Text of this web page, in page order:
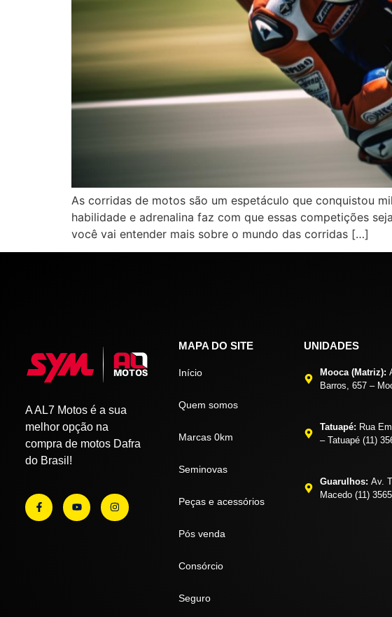
As corridas de motos são um espetáculo que conquistou
habilidade e adrenalina faz com que essas competições
você vai entender mais sobre o mundo das corridas […]
A AL7 Motos é a sua
melhor opção na
compra de motos Dafra
do Brasil!
MAPA DO SITE
Início
Quem somos
Marcas 0km
Seminovas
Peças e acessórios
Pós venda
Consórcio
Seguro
UNIDADES
Mooca (Matriz):
Barros, 657 –
Tatuapé: Rua
– Tatuapé (11)
Guarulhos: Av.
Macedo (11)